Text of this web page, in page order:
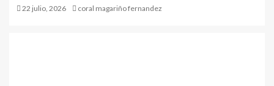
22 julio, 2026 coral magariño fernandez